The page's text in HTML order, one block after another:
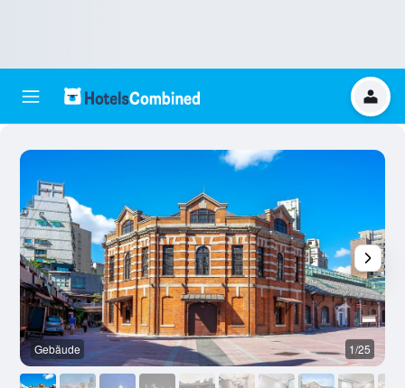
Gebäude 1/25